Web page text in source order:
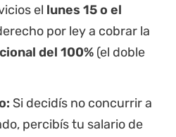
el lunes 15 o el
por ley a cobrar la
del 100% (el doble
Si decidís no concurrir a
percibís tu salario de